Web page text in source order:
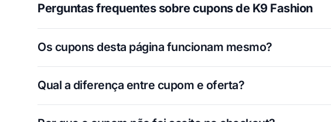
Perguntas frequentes sobre cupons de K9 Fashion
Os cupons desta página funcionam mesmo?
Qual a diferença entre cupom e oferta?